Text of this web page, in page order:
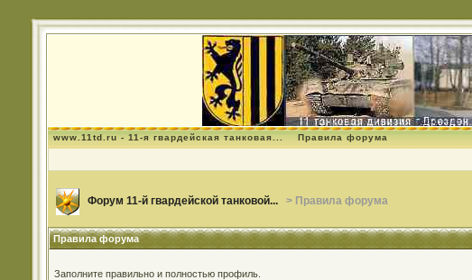
www.11td.ru - 11-я гвардейская танковая... Правила форума
Форум 11-й гвардейской танковой... > Правила форума
Правила форума
Заполните правильно и полностью профиль.